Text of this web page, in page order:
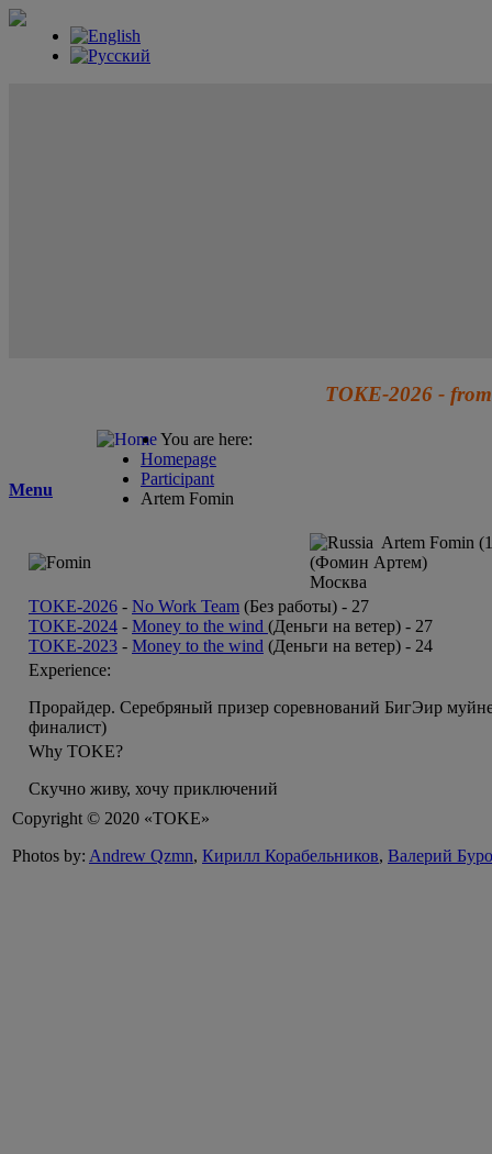
TOKE-2026 -
Menu
You are here:
Homepage
Participant
Artem Fomin
Artem Fomin
(Фомин Артем)
Москва
TOKE-2026 - No Work Team (Без работы) - 27
TOKE-2024 - Money to the wind (Деньги на ветер) - 27
TOKE-2023 - Money to the wind (Деньги на ветер) - 24
Experience:
Прорайдер. Серебряный призер соревнований БигЭир
финалист)
Why TOKE?
Скучно живу, хочу приключений
Copyright © 2020 «TOKE»
Photos by: Andrew Qzmn, Кирилл Корабельников, Валерий